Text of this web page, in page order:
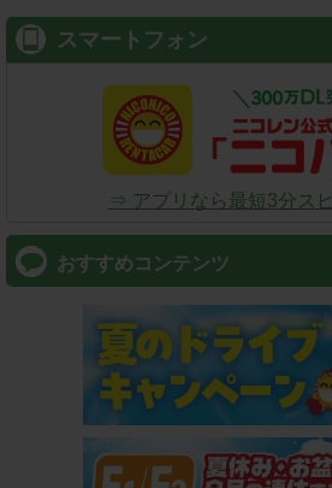
スマートフォン
⇒ アプリなら最短3分ス
おすすめコンテンツ